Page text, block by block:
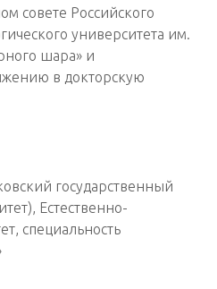
совете Российского
университета им.
шара» и
в докторскую
государственный
Естественно-
специальность